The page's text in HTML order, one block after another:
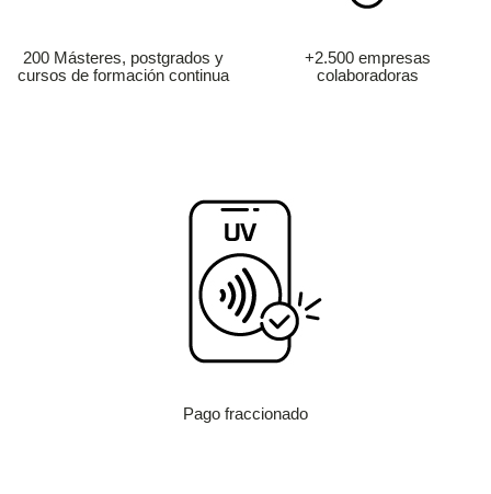
200 Másteres, postgrados y
cursos de formación continua
+2.500 empresas
colaboradoras
Pago fraccionado